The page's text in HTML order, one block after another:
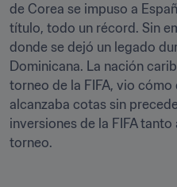
de Corea se impuso a
título, todo un récord. Sin
donde se dejó un legado
Dominicana. La nación
torneo de la FIFA, vio
alcanzaba cotas sin
inversiones de la FIFA
torneo.